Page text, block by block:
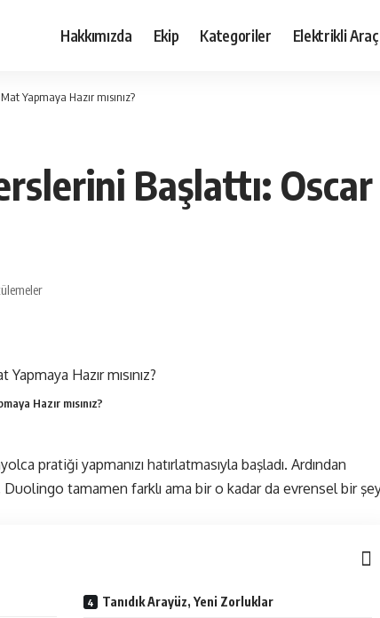
Hakkımızda Ekip Kategoriler Elektrikli Araç
Yapmaya Hazır mısınız?
Başlattı:
Hazır mısınız?
pratiği yapmanızı hatırlatmasıyla başladı. Ardından
tamamen farklı ama bir o kadar da evrensel bir
Tanıdık Arayüz, Yeni Zorluklar